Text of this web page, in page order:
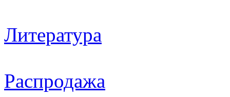
Литература
Распродажа